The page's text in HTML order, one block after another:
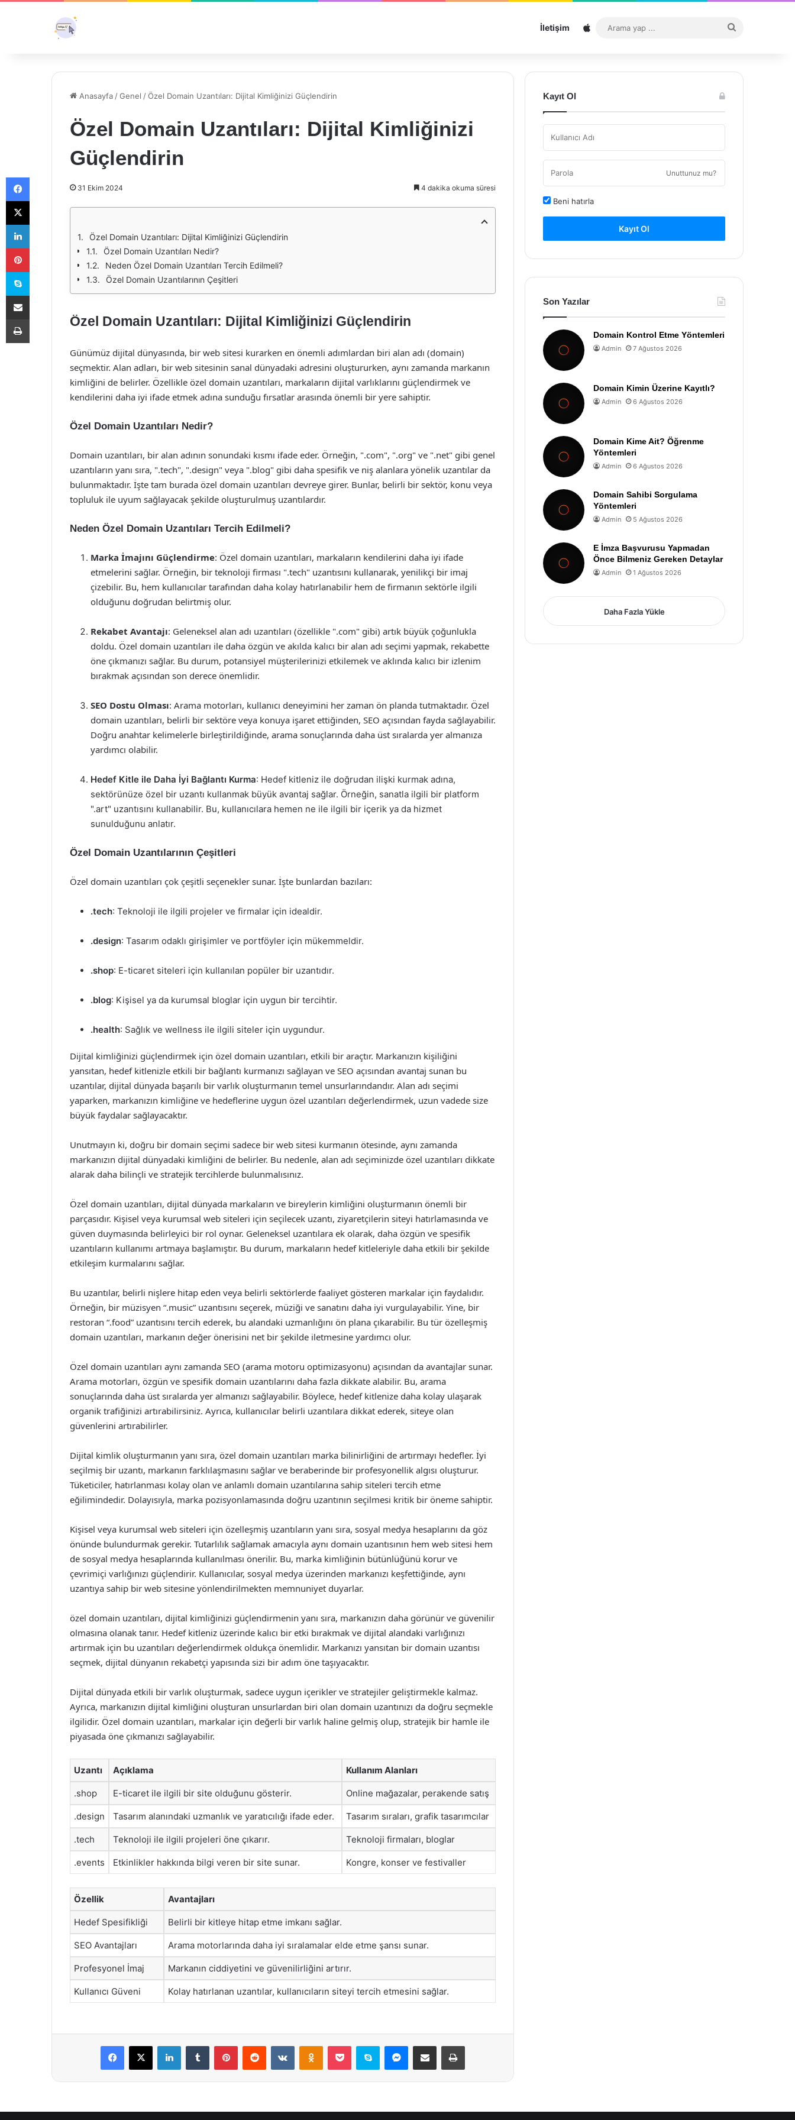
İletişim Sitemap
...
Anasayfa /Genel /Özel Domain Uzantıları: Dijital Kimliğinizi Güçlendirin
Özel Domain Uzantıları: Dijital Kimliğinizi
Güçlendirin
31 Ekim 2024 4 dakika okuma süresi
Özel Domain Uzantıları: Dijital Kimliğinizi Güçlendirin
Özel Domain Uzantıları Nedir?
Neden Özel Domain Uzantıları Tercih Edilmeli?
Özel Domain Uzantılarının Çeşitleri
Özel Domain Uzantıları: Dijital Kimliğinizi Güçlendirin
Günümüz dijital dünyasında, bir web sitesi kurarken en önemli adımlardan biri alan adı (domain)
seçmektir. Alan adları, bir web sitesinin sanal dünyadaki adresini oluştururken, aynı zamanda markanın
kimliğini de belirler. Özellikle özel domain uzantıları, markaların dijital varlıklarını güçlendirmek ve
kendilerini daha iyi ifade etmek adına sunduğu fırsatlar arasında önemli bir yere sahiptir.
Özel Domain Uzantıları Nedir?
Domain uzantıları, bir alan adının sonundaki kısmı ifade eder. Örneğin, ".com", ".org" ve ".net" gibi genel
uzantıların yanı sıra, ".tech", ".design" veya ".blog" gibi daha spesifik ve niş alanlara yönelik uzantılar da
bulunmaktadır. İşte tam burada özel domain uzantıları devreye girer. Bunlar, belirli bir sektör, konu veya
topluluk ile uyum sağlayacak şekilde oluşturulmuş uzantılardır.
Neden Özel Domain Uzantıları Tercih Edilmeli?
Marka İmajını Güçlendirme: Özel domain uzantıları, markaların kendilerini daha iyi ifade
etmelerini sağlar. Örneğin, bir teknoloji firması ".tech" uzantısını kullanarak, yenilikçi bir imaj
çizebilir. Bu, hem kullanıcılar tarafından daha kolay hatırlanabilir hem de firmanın sektörle ilgili
olduğunu doğrudan belirtmiş olur.
Rekabet Avantajı: Geleneksel alan adı uzantıları (özellikle ".com" gibi) artık büyük çoğunlukla
doldu. Özel domain uzantıları ile daha özgün ve akılda kalıcı bir alan adı seçimi yapmak, rekabette
öne çıkmanızı sağlar. Bu durum, potansiyel müşterilerinizi etkilemek ve aklında kalıcı bir izlenim
bırakmak açısından son derece önemlidir.
SEO Dostu Olması: Arama motorları, kullanıcı deneyimini her zaman ön planda tutmaktadır. Özel
domain uzantıları, belirli bir sektöre veya konuya işaret ettiğinden, SEO açısından fayda sağlayabilir.
Doğru anahtar kelimelerle birleştirildiğinde, arama sonuçlarında daha üst sıralarda yer almanıza
yardımcı olabilir.
Hedef Kitle ile Daha İyi Bağlantı Kurma: Hedef kitleniz ile doğrudan ilişki kurmak adına,
sektörünüze özel bir uzantı kullanmak büyük avantaj sağlar. Örneğin, sanatla ilgili bir platform
".art" uzantısını kullanabilir. Bu, kullanıcılara hemen ne ile ilgili bir içerik ya da hizmet
sunulduğunu anlatır.
Özel Domain Uzantılarının Çeşitleri
Özel domain uzantıları çok çeşitli seçenekler sunar. İşte bunlardan bazıları:
.tech: Teknoloji ile ilgili projeler ve firmalar için idealdir.
.design: Tasarım odaklı girişimler ve portföyler için mükemmeldir.
.shop: E-ticaret siteleri için kullanılan popüler bir uzantıdır.
.blog: Kişisel ya da kurumsal bloglar için uygun bir tercihtir.
.health: Sağlık ve wellness ile ilgili siteler için uygundur.
Dijital kimliğinizi güçlendirmek için özel domain uzantıları, etkili bir araçtır. Markanızın kişiliğini
yansıtan, hedef kitlenizle etkili bir bağlantı kurmanızı sağlayan ve SEO açısından avantaj sunan bu
uzantılar, dijital dünyada başarılı bir varlık oluşturmanın temel unsurlarındandır. Alan adı seçimi
yaparken, markanızın kimliğine ve hedeflerine uygun özel uzantıları değerlendirmek, uzun vadede size
büyük faydalar sağlayacaktır.
Unutmayın ki, doğru bir domain seçimi sadece bir web sitesi kurmanın ötesinde, aynı zamanda
markanızın dijital dünyadaki kimliğini de belirler. Bu nedenle, alan adı seçiminizde özel uzantıları dikkate
alarak daha bilinçli ve stratejik tercihlerde bulunmalısınız.
Özel domain uzantıları, dijital dünyada markaların ve bireylerin kimliğini oluşturmanın önemli bir
parçasıdır. Kişisel veya kurumsal web siteleri için seçilecek uzantı, ziyaretçilerin siteyi hatırlamasında ve
güven duymasında belirleyici bir rol oynar. Geleneksel uzantılara ek olarak, daha özgün ve spesifik
uzantıların kullanımı artmaya başlamıştır. Bu durum, markaların hedef kitleleriyle daha etkili bir şekilde
etkileşim kurmalarını sağlar.
Bu uzantılar, belirli nişlere hitap eden veya belirli sektörlerde faaliyet gösteren markalar için faydalıdır.
Örneğin, bir müzisyen “.music” uzantısını seçerek, müziği ve sanatını daha iyi vurgulayabilir. Yine, bir
restoran “.food” uzantısını tercih ederek, bu alandaki uzmanlığını ön plana çıkarabilir. Bu tür özelleşmiş
domain uzantıları, markanın değer önerisini net bir şekilde iletmesine yardımcı olur.
Özel domain uzantıları aynı zamanda SEO (arama motoru optimizasyonu) açısından da avantajlar sunar.
Arama motorları, özgün ve spesifik domain uzantılarını daha fazla dikkate alabilir. Bu, arama
sonuçlarında daha üst sıralarda yer almanızı sağlayabilir. Böylece, hedef kitlenize daha kolay ulaşarak
organik trafiğinizi artırabilirsiniz. Ayrıca, kullanıcılar belirli uzantılara dikkat ederek, siteye olan
güvenlerini artırabilirler.
Dijital kimlik oluşturmanın yanı sıra, özel domain uzantıları marka bilinirliğini de artırmayı hedefler. İyi
seçilmiş bir uzantı, markanın farklılaşmasını sağlar ve beraberinde bir profesyonellik algısı oluşturur.
Tüketiciler, hatırlanması kolay olan ve anlamlı domain uzantılarına sahip siteleri tercih etme
eğilimindedir. Dolayısıyla, marka pozisyonlamasında doğru uzantının seçilmesi kritik bir öneme sahiptir.
Kişisel veya kurumsal web siteleri için özelleşmiş uzantıların yanı sıra, sosyal medya hesaplarını da göz
önünde bulundurmak gerekir. Tutarlılık sağlamak amacıyla aynı domain uzantısının hem web sitesi hem
de sosyal medya hesaplarında kullanılması önerilir. Bu, marka kimliğinin bütünlüğünü korur ve
çevrimiçi varlığınızı güçlendirir. Kullanıcılar, sosyal medya üzerinden markanızı keşfettiğinde, aynı
uzantıya sahip bir web sitesine yönlendirilmekten memnuniyet duyarlar.
özel domain uzantıları, dijital kimliğinizi güçlendirmenin yanı sıra, markanızın daha görünür ve güvenilir
olmasına olanak tanır. Hedef kitleniz üzerinde kalıcı bir etki bırakmak ve dijital alandaki varlığınızı
artırmak için bu uzantıları değerlendirmek oldukça önemlidir. Markanızı yansıtan bir domain uzantısı
seçmek, dijital dünyanın rekabetçi yapısında sizi bir adım öne taşıyacaktır.
Dijital dünyada etkili bir varlık oluşturmak, sadece uygun içerikler ve stratejiler geliştirmekle kalmaz.
Ayrıca, markanızın dijital kimliğini oluşturan unsurlardan biri olan domain uzantınızı da doğru seçmekle
ilgilidir. Özel domain uzantıları, markalar için değerli bir varlık haline gelmiş olup, stratejik bir hamle ile
piyasada öne çıkmanızı sağlayabilir.
Uzantı Açıklama Kullanım Alanları
.shop E-ticaret ile ilgili bir site olduğunu gösterir. Online mağazalar, perakende satış
.design Tasarım alanındaki uzmanlık ve yaratıcılığı ifade eder. Tasarım sıraları, grafik tasarımcılar
.tech Teknoloji ile ilgili projeleri öne çıkarır. Teknoloji firmaları, bloglar
.events Etkinlikler hakkında bilgi veren bir site sunar. Kongre, konser ve festivaller
Özellik Avantajları
Hedef Spesifikliği Belirli bir kitleye hitap etme imkanı sağlar.
SEO Avantajları Arama motorlarında daha iyi sıralamalar elde etme şansı sunar.
Profesyonel İmaj Markanın ciddiyetini ve güvenilirliğini artırır.
Kullanıcı Güveni Kolay hatırlanan uzantılar, kullanıcıların siteyi tercih etmesini sağlar.
Facebook
X LinkedInTumblr PinterestReddit VKontakteOdnoklassniki
Pocket Skype Messenger
E-Posta ile paylaş Yazdır
Kayıt Ol
Unuttunuz mu?
Beni hatırla
Kayıt Ol
Son Yazılar
Domain Kontrol Etme Yöntemleri
Admin 7 Ağustos 2026
Domain Kimin Üzerine Kayıtlı?
Admin 6 Ağustos 2026
Domain Kime Ait? Öğrenme
Yöntemleri
Admin 6 Ağustos 2026
Domain Sahibi Sorgulama
Yöntemleri
Admin 5 Ağustos 2026
E İmza Başvurusu Yapmadan
Önce Bilmeniz Gereken Detaylar
Admin 1 Ağustos 2026
Daha Fazla Yükle
Facebook
X
LinkedIn
Pinterest
Skype
E-Posta ile paylaş